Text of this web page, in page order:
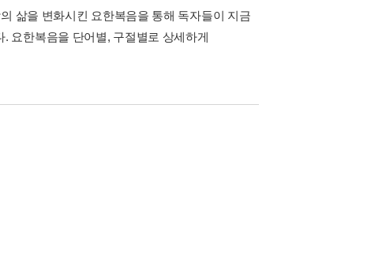
삶을 변화시킨 요한복음을 통해 독자들이 지금
요한복음을 단어별, 구절별로 상세하게